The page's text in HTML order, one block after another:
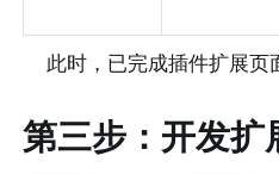
此时，已完成插件扩展页
第三步：开发扩